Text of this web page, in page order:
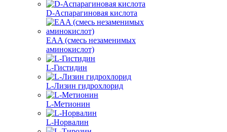
D-Аспарагиновая кислота
EAA (смесь незаменимых
аминокислот)
L-Гистидин
L-Лизин гидрохлорид
L-Метионин
L-Норвалин